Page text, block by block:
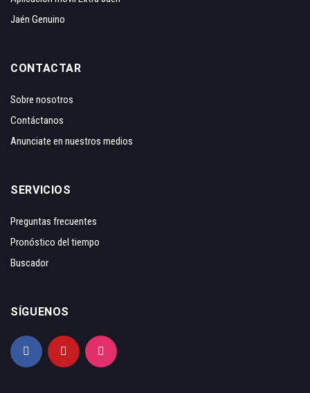
Jaén Genuino
CONTACTAR
Sobre nosotros
Contáctanos
Anunciate en nuestros medios
SERVICIOS
Preguntas frecuentes
Pronóstico del tiempo
Buscador
SÍGUENOS